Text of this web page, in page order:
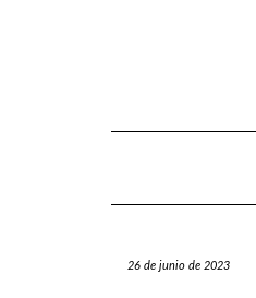
26 de junio de 2023